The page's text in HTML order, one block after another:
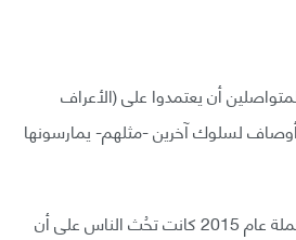
أن يعتمدوا على (الأعراف
لسلوك آخرين -مثلهم- يمارسونها
في المملكة المُتحدة، في حملة عام 2015 كانت تحُث الناس على أن